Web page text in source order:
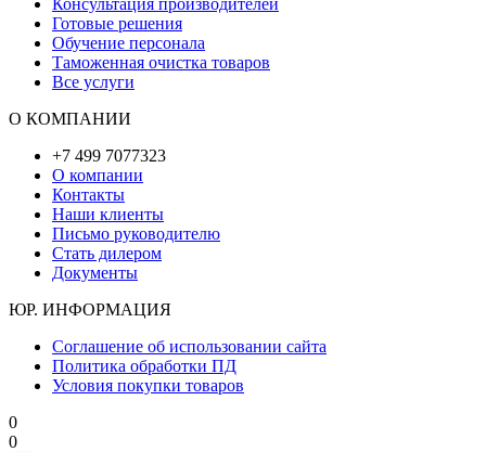
Консультация производителей
Готовые решения
Обучение персонала
Таможенная очистка товаров
Все услуги
О КОМПАНИИ
+7 499 7077323
О компании
Контакты
Наши клиенты
Письмо руководителю
Стать дилером
Документы
ЮР. ИНФОРМАЦИЯ
Соглашение об использовании сайта
Политика обработки ПД
Условия покупки товаров
0
0